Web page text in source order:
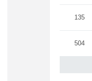
135
504